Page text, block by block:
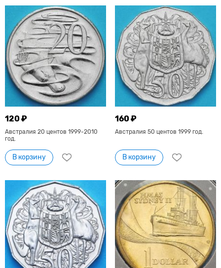
120 ₽
Австралия 20 центов 1999-2010
год.
В корзину
160 ₽
Австралия 50 центов 1999 год.
В корзину